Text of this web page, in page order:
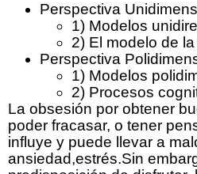
Perspectiva
1) Modelos
2) El modelo de
Perspectiva
1) Modelos
2) Procesos
La obsesión por obtener
poder fracasar, o tener
influye y puede llevar a
ansiedad,estrés.Sin